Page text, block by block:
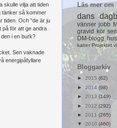
skulle vilja att tiden
tänker så kommer
tiden. Och "de är ju
på för att ge andra
i en burk?
Sen vaknade
energipåfyllare
Läs mer om
dans
vänner jobb
gravid
kör
DM-blogg
katter Projektet
Bloggarkiv
► 2015 (62)
► 2014 (98)
► 2013 (149)
► 2012 (292)
► 2011 (265)
▼ 2010 (460)